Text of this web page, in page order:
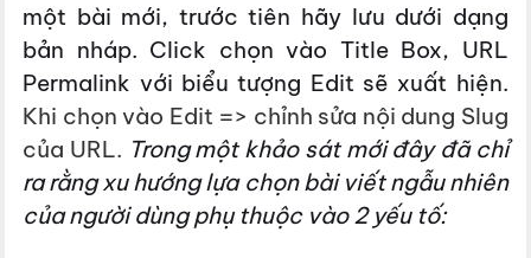
một bài mới, trước tiên hãy lưu dưới dạng
bản nháp. Click chọn vào Title Box, URL
Permalink với biểu tượng Edit sẽ xuất hiện.
Khi chọn vào Edit => chỉnh sửa nội dung Slug
của URL. Trong một khảo sát mới đây đã chỉ
ra rằng xu hướng lựa chọn bài viết ngẫu nhiên
của người dùng phụ thuộc vào 2 yếu tố: